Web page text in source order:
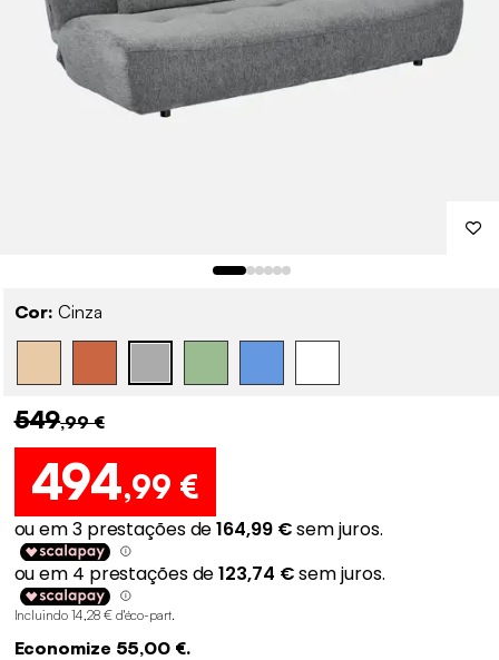
Cor: Cinza
549,99 €
494,99 €
Incluindo 14,28 € d'éco-part.
Economize 55,00 €.